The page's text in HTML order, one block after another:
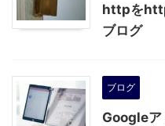
httpを
ブログ
ブログ
Googleア